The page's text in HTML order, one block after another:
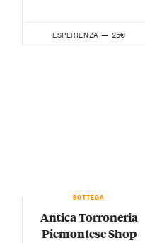
ESPERIENZA — 25€
BOTTEGA
Antica Torroneria
Piemontese Shop